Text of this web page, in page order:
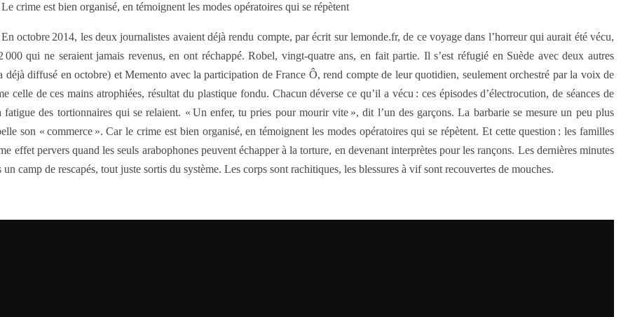
Le crime est bien organisé, en témoignent les modes opératoires qui se répètent
En octobre 2014, les deux journalistes avaient déjà rendu compte, par écrit sur lemonde.fr, de ce voyage dans l’horreur qui aurait été vécu,
qui ne seraient jamais revenus, en ont réchappé. Robel, vingt-quatre ans, en fait partie. Il s’est réfugié en Suède avec deux autres
diffusé en octobre) et Memento avec la participation de France Ô, rend compte de leur quotidien, seulement orchestré par la voix de
celle de ces mains atrophiées, résultat du plastique fondu. Chacun déverse ce qu’il a vécu : ces épisodes d’électrocution, de séances de
des tortionnaires qui se relaient. « Un enfer, tu pries pour mourir vite », dit l’un des garçons. La barbarie se mesure un peu plus
son « commerce ». Car le crime est bien organisé, en témoignent les modes opératoires qui se répètent. Et cette question : les familles
effet pervers quand les seuls arabophones peuvent échapper à la torture, en devenant interprètes pour les rançons. Les dernières minutes
camp de rescapés, tout juste sortis du système. Les corps sont rachitiques, les blessures à vif sont recouvertes de mouches.